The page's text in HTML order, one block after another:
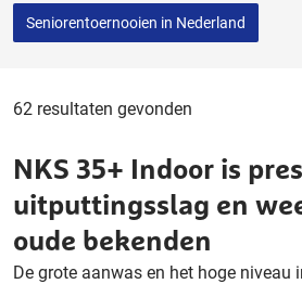
in
Seniorentoernooien in Nederland
62 resultaten gevonden
NKS 35+ Indoor is
uitputtingsslag en
oude bekenden
De grote aanwas en het hoge niveau